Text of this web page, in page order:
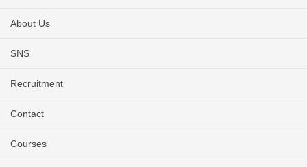
About Us
SNS
Recruitment
Contact
Courses